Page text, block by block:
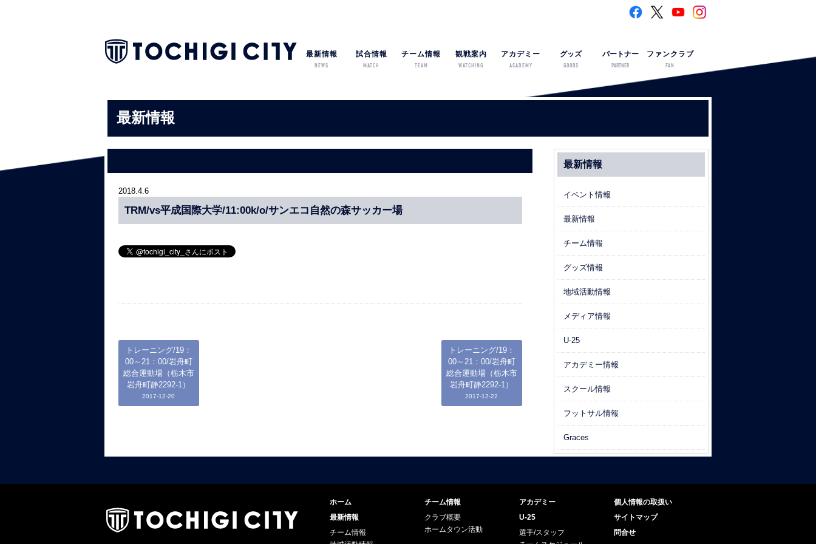
最新情報
NEWS
試合情報
MATCH
チーム情報
TEAM
観戦案内
WATCHING
アカデミー
ACADEMY
グッズ
GOODS
パートナー
PARTNER
ファンクラブ
FAN
最新情報
2018.4.6
TRM/vs平成国際大学/11:00k/o/サンエコ自然の森サッカー場
トレーニング/19：
00～21：00/岩舟町
総合運動場（栃木市
岩舟町静2292-1）
2017-12-20
トレーニング/19：
00～21：00/岩舟町
総合運動場（栃木市
岩舟町静2292-1）
2017-12-22
最新情報
イベント情報
最新情報
チーム情報
グッズ情報
地域活動情報
メディア情報
U-25
アカデミー情報
スクール情報
フットサル情報
Graces
ホーム
最新情報
チーム情報
チーム情報
クラブ概要
ホームタウン活動
アカデミー
U-25
選手/スタッフ
個人情報の取扱い
サイトマップ
問合せ